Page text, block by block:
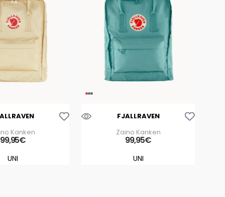
Kanken
99,95€
FJALLRAVEN
Zaino Kanken
99,95€